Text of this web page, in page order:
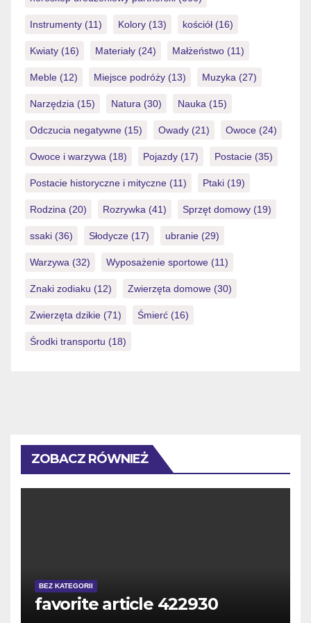
Instrumenty (11) Kolory (13) kościół (16)
Kwiaty (16) Materiały (24) Małżeństwo (11)
Meble (12) Miejsce podróży (13) Muzyka (27)
Narzędzia (15) Natura (30) Nauka (15)
Odczucia negatywne (15) Owady (21) Owoce (24)
Owoce i warzywa (18) Pojazdy (17) Postacie (35)
Postacie historyczne i mityczne (11) Ptaki (19)
Rodzina (20) Rozrywka (41) Sprzęt domowy (19)
ssaki (36) Słodycze (17) ubranie (29)
Warzywa (32) Wyposażenie sportowe (11)
Znaki zodiaku (12) Zwierzęta domowe (30)
Zwierzęta dzikie (71) Śmierć (16)
Środki transportu (18)
ZOBACZ RÓWNIEŻ
BEZ KATEGORII
favorite article 422930